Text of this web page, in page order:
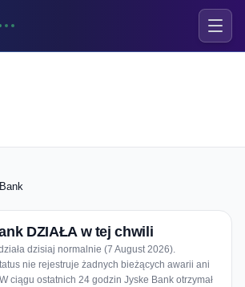
DZIAŁA w tej chwili
dzisiaj normalnie (7 August 2026).
nie rejestruje żadnych bieżących awarii ani
ciągu ostatnich 24 godzin Jyske Bank otrzymał